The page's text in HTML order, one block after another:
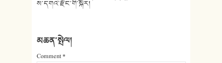
ས་དགའ་རྫོང་གི་སྐོར།
མཆན་སྤེལ།
Comment*